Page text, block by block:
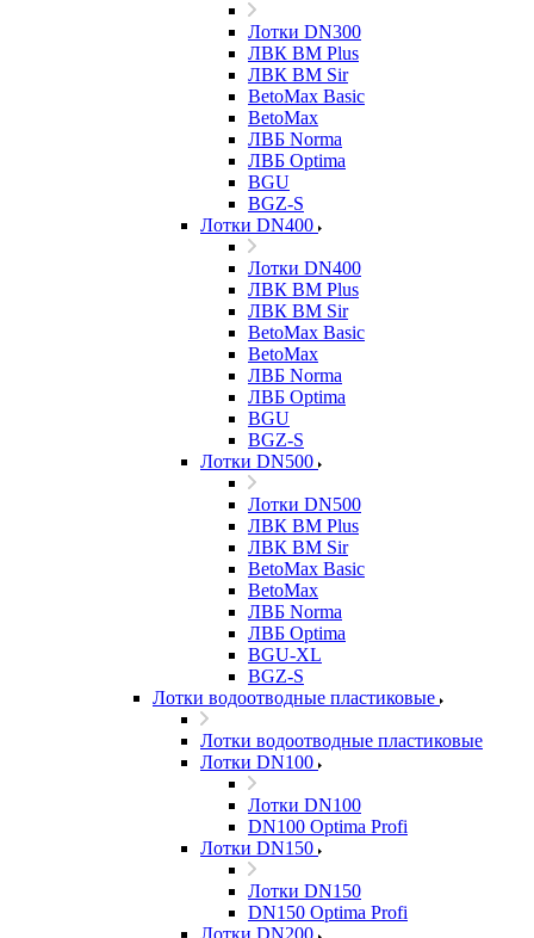
Лотки DN300
ЛВК ВМ Plus
ЛВК ВМ Sir
BetoMax Basic
BetoMax
ЛВБ Norma
ЛВБ Optima
BGU
BGZ-S
Лотки DN400
Лотки DN400
ЛВК ВМ Plus
ЛВК ВМ Sir
BetoMax Basic
BetoMax
ЛВБ Norma
ЛВБ Optima
BGU
BGZ-S
Лотки DN500
Лотки DN500
ЛВК ВМ Plus
ЛВК ВМ Sir
BetoMax Basic
BetoMax
ЛВБ Norma
ЛВБ Optima
BGU-XL
BGZ-S
Лотки водоотводные пластиковые
Лотки водоотводные пластиковые
Лотки DN100
Лотки DN100
DN100 Optima Profi
Лотки DN150
Лотки DN150
DN150 Optima Profi
Лотки DN200